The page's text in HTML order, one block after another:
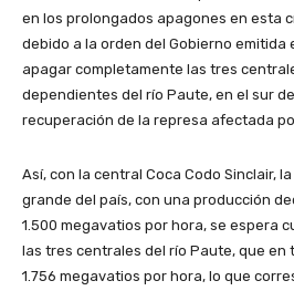
en los prolongados apagones en esta
debido a la orden del Gobierno emitida
apagar completamente las tres
dependientes del río Paute, en el sur
recuperación de la represa afectada
Así, con la central Coca Codo Sinclair,
grande del país, con una producción
1.500 megavatios por hora, se espera
las tres centrales del río Paute, que en
1.756 megavatios por hora, lo que